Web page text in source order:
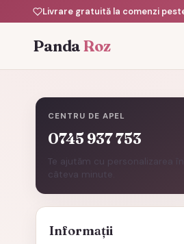
Livrare gratuită la comenzi
PandaRoz
CENTRU DE APEL
0745 937 753
Te ajutăm cu personalizarea în
câteva minute.
Informații